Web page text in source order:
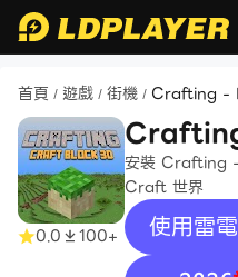
首頁 / 遊戲 / 街機 / Crafting -
0.0 100+
Game
安裝 Crafting
Craft 世界
使用雷
recommend